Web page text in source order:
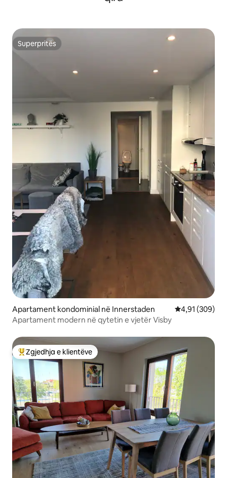
Superpritës
Superpritës
Apartament kondominial në Innerstaden Vlerësimi
4,91 (309)
Apartament modern në qytetin e vjetër Visby
Më të mirat e zgjedhjeve të klientëve
Zgjedhja e klientëve